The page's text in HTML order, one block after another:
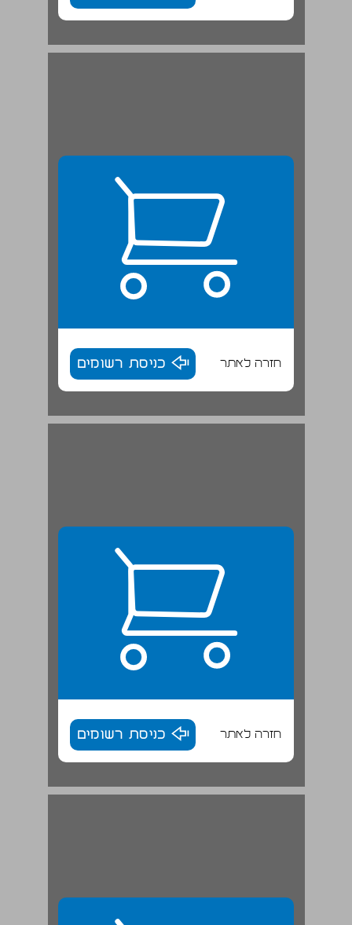
פרק 2. מִתאמים וקשרים בין כמה פרמטרים של אפקטיביות המערכות בשירות הציבורי ... 28
חזרה לאתר כניסת רשומים
חזרה לאתר כניסת רשומים